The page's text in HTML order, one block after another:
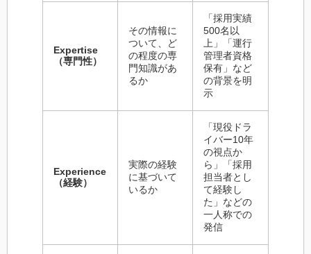
Expertise
（専門性）
その情報に
ついて、ど
の程度の専
門知識があ
るか
「採用実績
500名以
上」「運行
管理者資格
保有」など
の背景を明
示
Experience
（経験）
実際の経験
に基づいて
いるか
「現役ドラ
イバー10年
の視点か
ら」「採用
担当者とし
て経験し
た」などの
一人称での
発信